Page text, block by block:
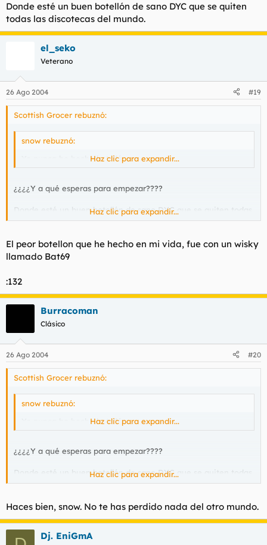
Donde esté un buen botellón de sano DYC que se quiten
todas las discotecas del mundo.
el_seko
Veterano
26 Ago 2004 #19
Scottish Grocer rebuznó:
snow rebuznó:
Yo nunca he hecho botellón.Haz clic para expandir...
¿¿¿¿Y a qué esperas para empezar????
Donde esté un buen botellón de sano DYC que se quiten todas
las discotecas del mundo.
Haz clic para expandir...
El peor botellon que he hecho en mi vida, fue con un wisky
llamado Bat69
:132
Burracoman
Clásico
26 Ago 2004 #20
Scottish Grocer rebuznó:
snow rebuznó:
Yo nunca he hecho botellón.Haz clic para expandir...
¿¿¿¿Y a qué esperas para empezar????
Donde esté un buen botellón de sano DYC que se quiten todas
las discotecas del mundo.
Haz clic para expandir...
Haces bien, snow. No te has perdido nada del otro mundo.
Dj. EniGmA